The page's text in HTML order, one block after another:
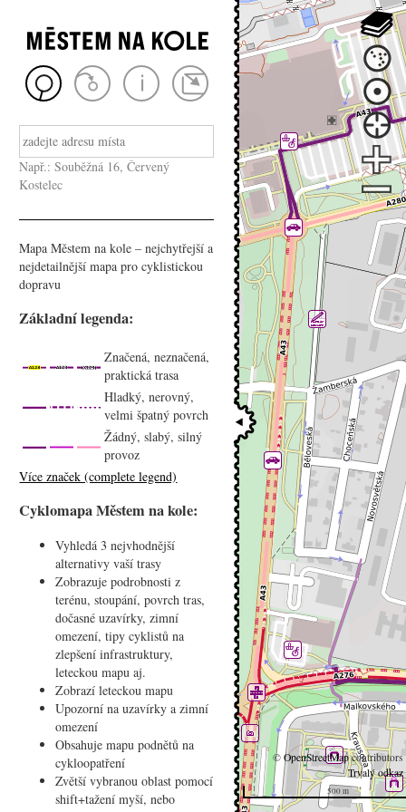
Např.: Souběžná 16, Červený
Kostelec
Mapa Městem na kole – nejchytřejší a
nejdetailnější mapa pro cyklistickou
dopravu
Základní legenda:
Značená, neznačená,
praktická trasa
Hladký, nerovný,
velmi špatný povrch
Žádný, slabý, silný
provoz
Více značek (complete legend)
Cyklomapa Městem na kole:
Vyhledá 3 nejvhodnější
alternativy vaší trasy
Zobrazuje podrobnosti z
terénu, stoupání, povrch tras,
dočasné uzavírky, zimní
omezení, tipy cyklistů na
zlepšení infrastruktury,
leteckou mapu aj.
Zobrazí leteckou mapu
Upozorní na uzavírky a zimní
omezení
Obsahuje mapu podnětů na
cykloopatření
Zvětší vybranou oblast pomocí
shift+tažení myší, nebo
© OpenStreetMapcontributors
Trvalý odkaz
500 m